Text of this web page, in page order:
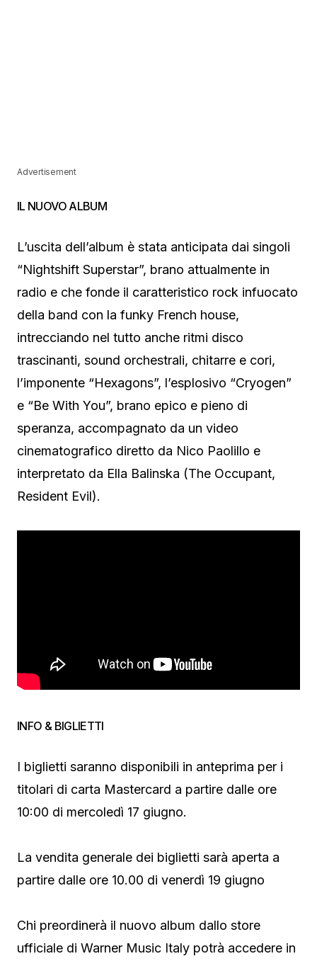
Advertisement
IL NUOVO ALBUM
L’uscita dell’album è stata anticipata dai singoli
“Nightshift Superstar”, brano attualmente in
radio e che fonde il caratteristico rock infuocato
della band con la funky French house,
intrecciando nel tutto anche ritmi disco
trascinanti, sound orchestrali, chitarre e cori,
l’imponente “Hexagons”, l’esplosivo “Cryogen”
e “Be With You”, brano epico e pieno di
speranza, accompagnato da un video
cinematografico diretto da Nico Paolillo e
interpretato da Ella Balinska (The Occupant,
Resident Evil).
INFO & BIGLIETTI
I biglietti saranno disponibili in anteprima per i
titolari di carta Mastercard a partire dalle ore
10:00 di mercoledì 17 giugno.
La vendita generale dei biglietti sarà aperta a
partire dalle ore 10.00 di venerdì 19 giugno
Chi preordinerà il nuovo album dallo store
ufficiale di Warner Music Italy potrà accedere in